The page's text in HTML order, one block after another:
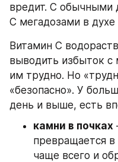
вредит. С обычными
С мегадозами в
Витамин C
выводить избыток с
им трудно. Но
«безопасно». У
день и выше, есть
камни в почках
превращается в
чаще всего и